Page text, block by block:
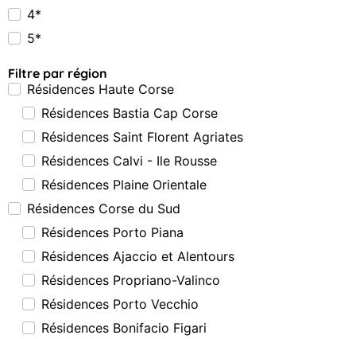
4*
5*
Filtre par région
Résidences Haute Corse
Résidences Bastia Cap Corse
Résidences Saint Florent Agriates
Résidences Calvi - Ile Rousse
Résidences Plaine Orientale
Résidences Corse du Sud
Résidences Porto Piana
Résidences Ajaccio et Alentours
Résidences Propriano-Valinco
Résidences Porto Vecchio
Résidences Bonifacio Figari